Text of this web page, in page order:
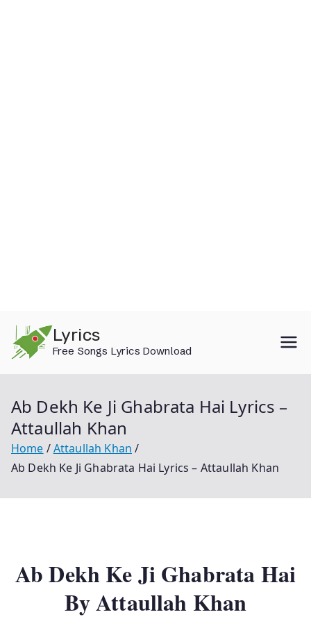
content
Lyrics
Free Songs Lyrics Download
Ab Dekh Ke Ji Ghabrata Hai Lyrics –
Attaullah Khan
Home
Attaullah Khan
Ab Dekh Ke Ji Ghabrata Hai Lyrics – Attaullah Khan
Ab Dekh Ke Ji Ghabrata Hai
By Attaullah Khan